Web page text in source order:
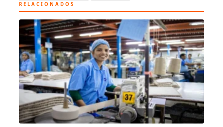
RELACIONADOS